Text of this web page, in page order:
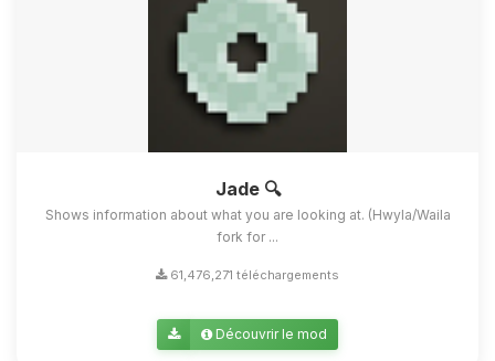
Jade 🔍
Shows information about what you are looking at. (Hwyla/Waila
fork for ...
61,476,271 téléchargements
Découvrir le mod